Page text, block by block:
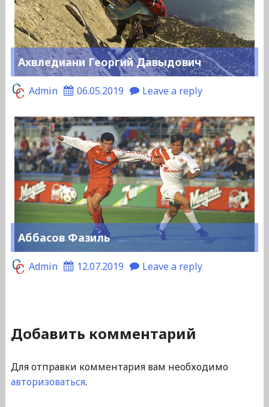
Ахвледиани Георгий Давыдович
Admin 06.05.2019 Leave a reply
Аббасов Фазиль
Admin 12.07.2019 Leave a reply
Добавить комментарий
Для отправки комментария вам необходимо
авторизоваться.